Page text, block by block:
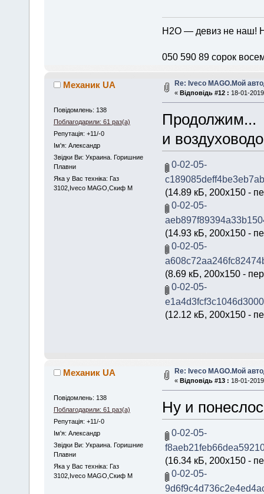
H2O — девиз не наш!
050 590 89 сорок
Механик UA
Повідомлень: 138
Поблагодарили: 61 раз(а)
Репутація: +11/-0
Iм'я: Александр
Звідки Ви: Украина. Горишние
Плавни
Яка у Вас техніка: Газ
3102,Iveco MAGO,Скиф М
Re: Iveco MAGO.Мой
« Відповідь #12 : 18-01-
Продолжим...
и
0-02-05-
(14.89 кБ, 200x150 -
0-02-05-
(14.93 кБ, 200x150 -
0-02-05-
(8.69 кБ, 200x150 -
0-02-05-
(12.12 кБ, 200x150 -
Механик UA
Повідомлень: 138
Поблагодарили: 61 раз(а)
Репутація: +11/-0
Iм'я: Александр
Звідки Ви: Украина. Горишние
Плавни
Яка у Вас техніка: Газ
3102,Iveco MAGO,Скиф М
Re: Iveco MAGO.Мой
« Відповідь #13 : 18-01-
Ну и
0-02-05-
(16.34 кБ, 200x150 -
0-02-05-